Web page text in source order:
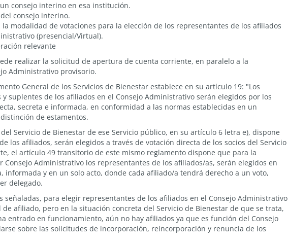
consejo interino en esa institución.
consejo interino.
modalidad de votaciones para la elección de los representantes de los afiliados
(presencial/Virtual).
relevante
realizar la solicitud de apertura de cuenta corriente, en paralelo a la
Administrativo provisorio.
General de los Servicios de Bienestar establece en su artículo 19: "Los
suplentes de los afiliados en el Consejo Administrativo serán elegidos por los
secreta e informada, en conformidad a las normas establecidas en un
de estamentos.
Servicio de Bienestar de ese Servicio público, en su artículo 6 letra e), dispone
los afiliados, serán elegidos a través de votación directa de los socios del Servicio
el artículo 49 transitorio de este mismo reglamento dispone que para la
Administrativo los representantes de los afiliados/as, serán elegidos en
informada y en un solo acto, donde cada afiliado/a tendrá derecho a un voto,
delegado.
señaladas, para elegir representantes de los afiliados en el Consejo Administrativo
afiliado, pero en la situación concreta del Servicio de Bienestar de que se trata,
entrado en funcionamiento, aún no hay afiliados ya que es función del Consejo
sobre las solicitudes de incorporación, reincorporación y renuncia de los